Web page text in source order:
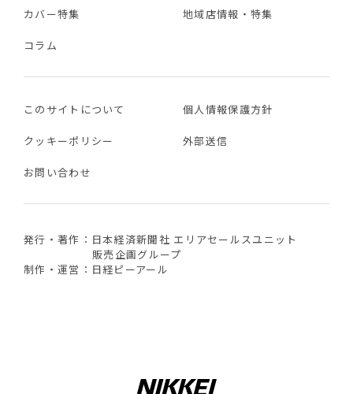
カバー特集 地域店情報・特集
コラム
このサイトについて 個人情報保護方針
クッキーポリシー 外部送信
お問い合わせ
発行・著作：日本経済新聞社 エリアセールスユニット
販売企画グループ
制作・運営：日経ピーアール